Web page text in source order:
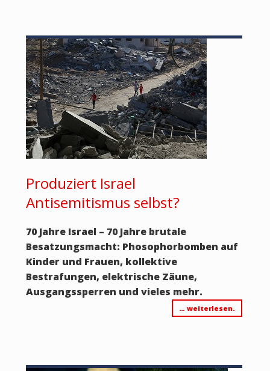
Produziert Israel
Antisemitismus selbst?
70 Jahre Israel – 70 Jahre brutale
Besatzungsmacht: Phosophorbomben auf
Kinder und Frauen, kollektive
Bestrafungen, elektrische Zäune,
Ausgangssperren und vieles mehr.
… weiterlesen.